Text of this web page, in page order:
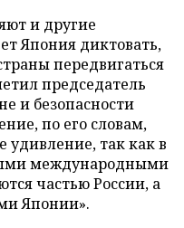
и другие
Япония диктовать,
передвигаться
председатель
и безопасности
по его словам,
так как в
международными
частью России, а
Японии».